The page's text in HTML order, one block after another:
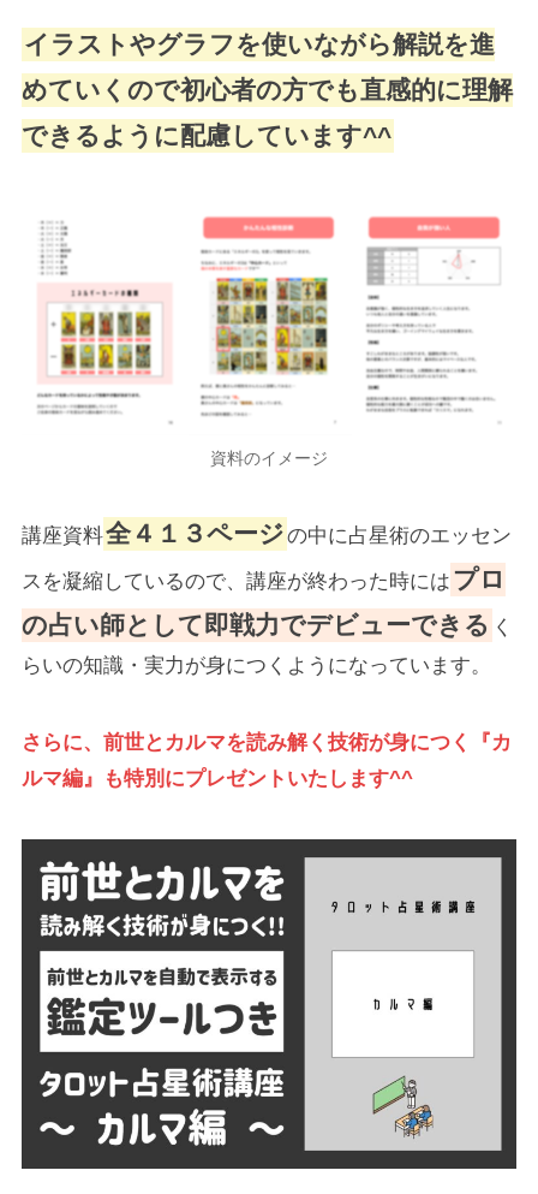
イラストやグラフを使いながら解説を進
めていくので初心者の方でも直感的に理解
できるように配慮しています^^
資料のイメージ
講座資料全４１３ページの中に占星術のエッセン
スを凝縮しているので、講座が終わった時には プロ
の占い師として即戦力でデビューできる く
らいの知識・実力が身につくようになっています。
さらに、前世とカルマを読み解く技術が身につく『カ
ルマ編』も特別にプレゼントいたします^^